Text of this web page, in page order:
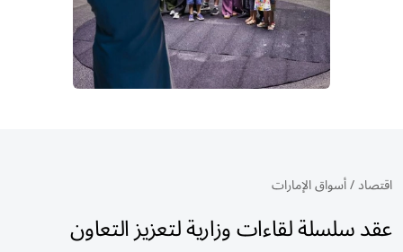
اقتصاد/أسواق الإمارات
عقد سلسلة لقاءات وزارية لتعزيز التعاون